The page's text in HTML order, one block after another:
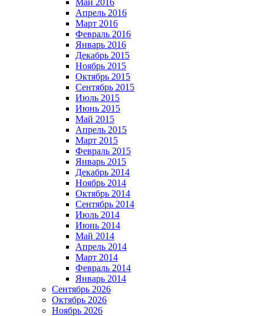
Май 2016
Апрель 2016
Март 2016
Февраль 2016
Январь 2016
Декабрь 2015
Ноябрь 2015
Октябрь 2015
Сентябрь 2015
Июль 2015
Июнь 2015
Май 2015
Апрель 2015
Март 2015
Февраль 2015
Январь 2015
Декабрь 2014
Ноябрь 2014
Октябрь 2014
Сентябрь 2014
Июль 2014
Июнь 2014
Май 2014
Апрель 2014
Март 2014
Февраль 2014
Январь 2014
Сентябрь 2026
Октябрь 2026
Ноябрь 2026